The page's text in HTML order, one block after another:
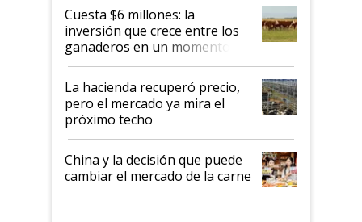
Cuesta $6 millones: la
inversión que crece entre los
ganaderos en un momento
histórico para la actividad
La hacienda recuperó precio,
pero el mercado ya mira el
próximo techo
China y la decisión que puede
cambiar el mercado de la carne